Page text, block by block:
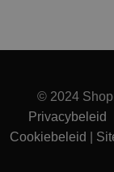
© 2024
Privacybeleid
Cookiebeleid